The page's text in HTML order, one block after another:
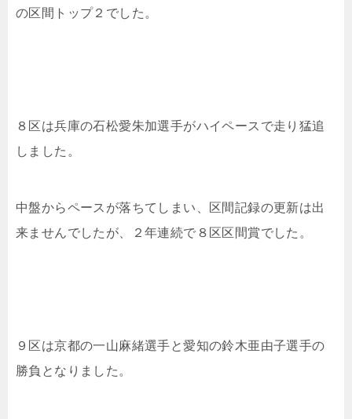
の区間トップ２でした。
８区は兵庫の石松愛朱加選手がハイペースで走り猛追
しました。
中盤からペースが落ちてしまい、区間記録の更新は出
来ませんでしたが、２年連続で８区区間賞でした。
９区は京都の一山麻緒選手と愛知の鈴木亜由子選手の
勝負となりました。